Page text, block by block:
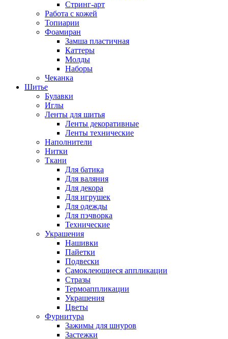
Стринг-арт
Работа с кожей
Топиарии
Фоамиран
Замша пластичная
Каттеры
Молды
Наборы
Чеканка
Шитье
Булавки
Иглы
Ленты для шитья
Ленты декоративные
Ленты технические
Наполнители
Нитки
Ткани
Для батика
Для валяния
Для декора
Для игрушек
Для одежды
Для пэчворка
Технические
Украшения
Нашивки
Пайетки
Подвески
Самоклеющиеся аппликации
Стразы
Термоаппликации
Украшения
Цветы
Фурнитура
Зажимы для шнуров
Застежки